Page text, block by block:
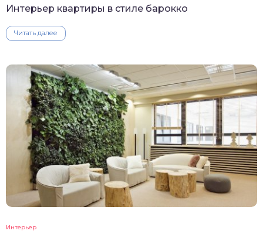
Интерьер квартиры в стиле барокко
Читать далее
Интерьер